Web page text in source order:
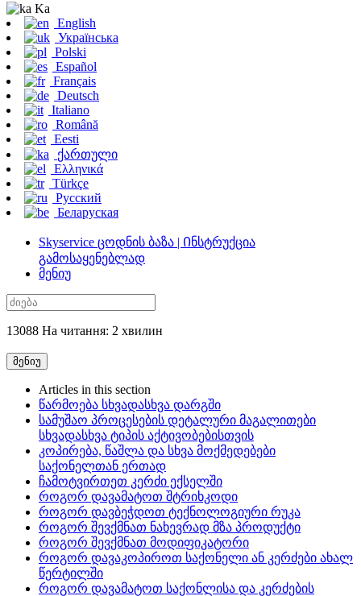
Ka
English
Українська
Polski
Español
Français
Deutsch
Italiano
Română
Eesti
ქართული
Ελληνικά
Türkçe
Русский
Беларуская
Skyservice ცოდნის ბაზა | Ინსტრუქცია
გამოსაყენებლად
მენიუ
13088 На читання: 2 хвилин
მენიუ
Articles in this section
წარმოება სხვადასხვა დარგში
სამუშაო პროცესების დეტალური მაგალითები
სხვადასხვა ტიპის აქტივობებისთვის
კოპირება, წაშლა და სხვა მოქმედებები
საქონელთან ერთად
ჩამოტვირთეთ კერძი ექსელში
როგორ დავამატოთ შტრიხკოდი
როგორ დავბეჭდოთ ტექნოლოგიური რუკა
როგორ შევქმნათ ნახევრად მზა პროდუქტი
როგორ შევქმნათ მოდიფიკატორი
როგორ დავაკოპიროთ საქონელი ან კერძები ახალ
წერტილში
როგორ დავამატოთ საქონლისა და კერძების